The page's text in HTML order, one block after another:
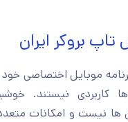
بروکر ایران
موبایل اختصاصی خود
کاربردی نیستند.
ها نیست و امکانات